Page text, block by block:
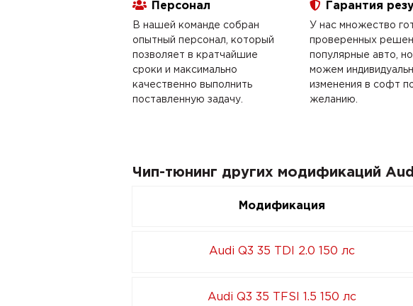
Персонал
В нашей команде собран
опытный персонал, который
позволяет в кратчайшие
сроки и максимально
качественно выполнить
поставленную задачу.
Гарантия
У нас множество
проверенных
популярные авто,
можем
изменения в софт
желанию.
Чип-тюнинг других модификаций
Модификация
Audi Q3 35 TDI 2.0 150 лс
Audi Q3 35 TFSI 1.5 150 лс